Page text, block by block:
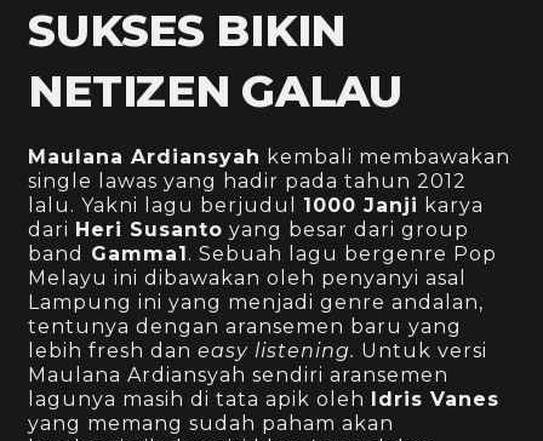
SUKSES BIKIN
NETIZEN GALAU
Maulana Ardiansyah kembali membawakan
single lawas yang hadir pada tahun 2012
lalu. Yakni lagu berjudul 1000 Janji karya
dari Heri Susanto yang besar darigroup
band Gamma1.Sebuah lagu bergenre Pop
Melayu ini dibawakan oleh penyanyi asal
Lampung ini yang menjadi genre andalan,
tentunya dengan aransemen baru yang
lebih fresh daneasy listening. Untuk versi
Maulana Ardiansyah sendiri aransemen
lagunya masih di tata apik oleh Idris Vanes
yang memang sudah paham akan